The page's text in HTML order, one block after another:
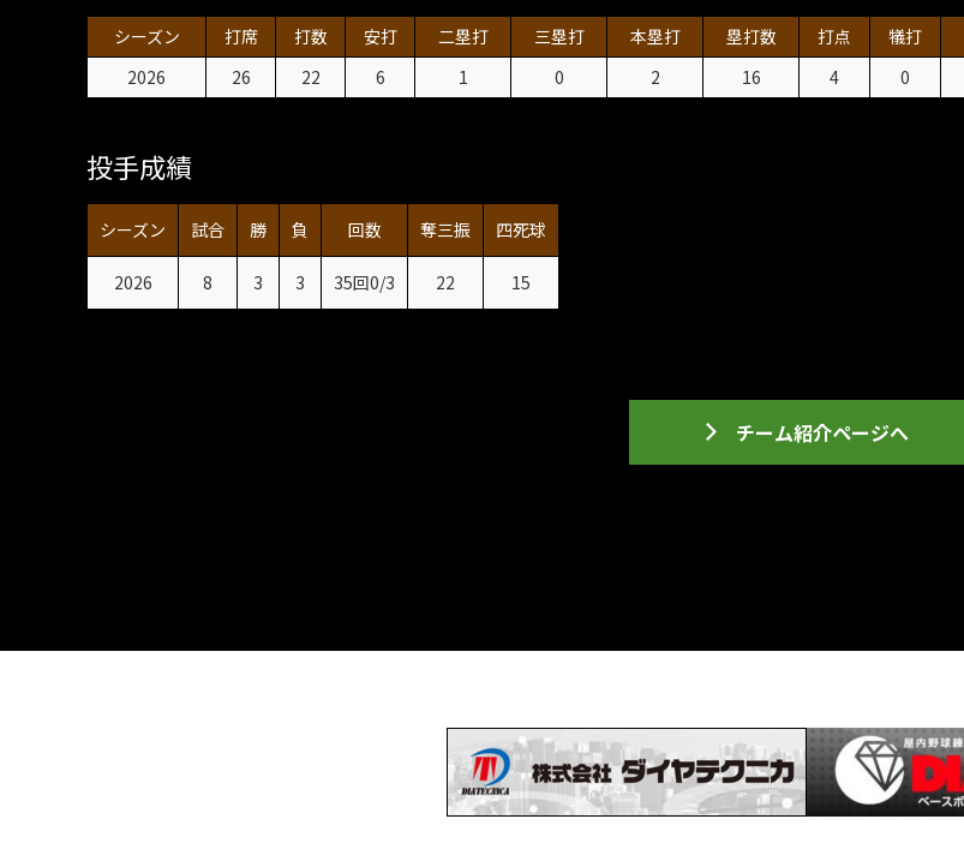
シーズン 打席 打数 安打 二塁打 三塁打 本塁打 塁打数 打点 犠打
2026
26 22 6 1 0 2 16 4 0
投手成績
シーズン 試合 勝 負 回数 奪三振 四死球
2026 8 3 3 35回0/3 22 15
チーム紹介ページへ